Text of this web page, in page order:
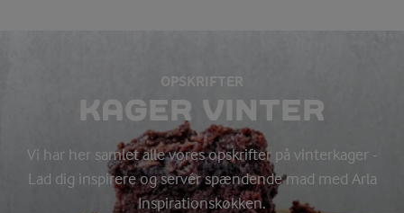
OPSKRIFTER
KAGER VINTER
Vi har her samlet alle vores opskrifter på vinterkager -
Lad dig inspirere og servér spændende mad med Arla
Inspirationskøkken.